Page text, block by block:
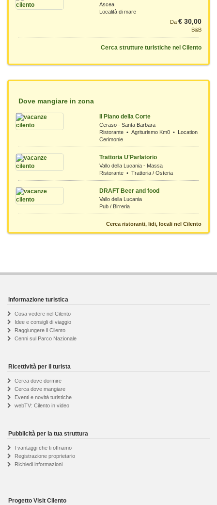
Ascea
Località di mare
Da € 30,00
B&B
Cerca strutture turistiche nel Cilento
Dove mangiare in zona
Il Piano della Corte
Ceraso - Santa Barbara
Ristorante • Agriturismo Km0 • Location
Cerimonie
Trattoria U'Parlatorio
Vallo della Lucania - Massa
Ristorante • Trattoria / Osteria
DRAFT Beer and food
Vallo della Lucania
Pub / Birreria
Cerca ristoranti, lidi, locali nel Cilento
Informazione turistica
Cosa vedere nel Cilento
Idee e consigli di viaggio
Raggiungere il Cilento
Cenni sul Parco Nazionale
Ricettività per il turista
Cerca dove dormire
Cerca dove mangiare
Eventi e novità turistiche
webTV: Cilento in video
Pubblicità per la tua struttura
I vantaggi che ti offriamo
Registrazione proprietario
Richiedi informazioni
Progetto Visit Cilento